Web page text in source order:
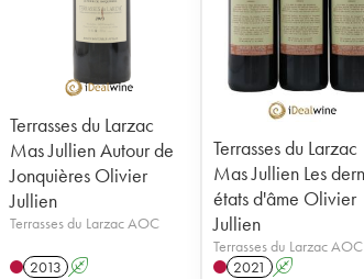
Terrasses du Larzac
Mas Jullien Autour de
Jonquières Olivier
Jullien
Terrasses du Larzac AOC
2013 A
Terrasses du Larzac
Mas Jullien Les derniers
états d'âme Olivier
Jullien
Terrasses du Larzac AOC
2021
A